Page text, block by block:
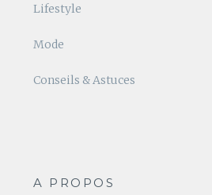
Lifestyle
Mode
Conseils & Astuces
A PROPOS